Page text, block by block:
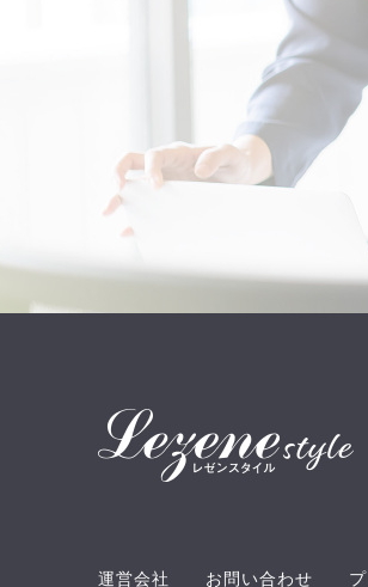
運営会社 お問い合わせ